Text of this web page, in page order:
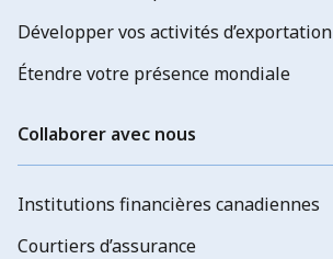
Développer vos activités d’exportation
Étendre votre présence mondiale
Collaborer avec nous
Institutions financières canadiennes
Courtiers d’assurance